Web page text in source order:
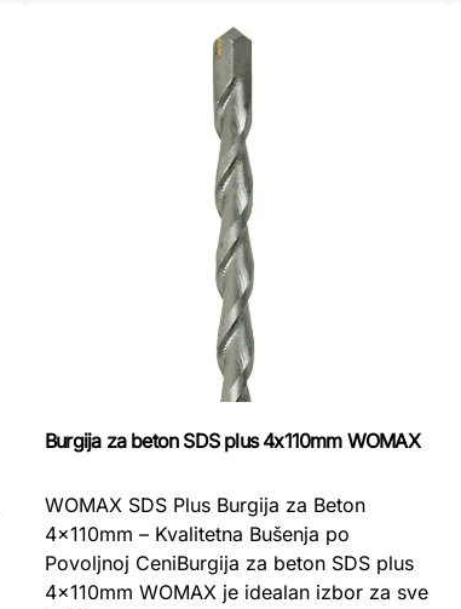
Burgija za beton SDS plus 4x110mm WOMAX
WOMAX SDS Plus Burgija za Beton
4x110mm – Kvalitetna Bušenja po
Povoljnoj CeniBurgija za beton SDS plus
4x110mm WOMAX je idealan izbor za sve